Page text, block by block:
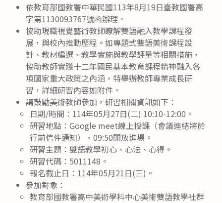
依教育部國教署中華民國113年8月19日臺教國署高
字第1130093767號函辦理。
協助現職視覺藝術教師瞭解雙語融入教學課程發
展，與校內推動歷程。如專題式雙語美術課程設
計、教材編選、教學實施與教學評量等相關措施，
協助教師實踐十二年國民基本教育課程精神融入各
項國家重大政策之內涵，特舉辦教師專業成長研
習，詳細研習內容如附件。
請鼓勵美術教師參加，研習相關資訊如下：
日期/時間：114年05月27日(二) 10:10-12:00。
研習地點：Google meet線上授課（會議連結將於
行前信件通知），09:50開放進場。
研習主題：雙語教學初心、心法、心得。
研習代碼：5011148。
報名截止日：114年05月21日(三)。
參加對象：
教育部國教署高中美術學科中心美術雙語教學社群